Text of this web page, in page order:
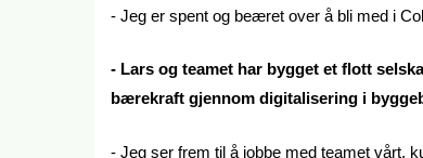
- Jeg er spent og beæret over å bli med i
- Lars og teamet har bygget et flott
bærekraft gjennom digitalisering i
- Jeg ser frem til å jobbe med teamet vårt,